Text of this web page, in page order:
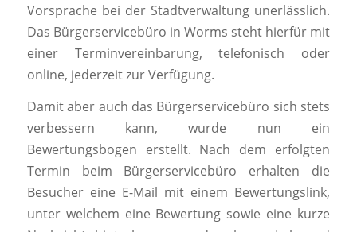
Vorsprache bei der Stadtverwaltung unerlässlich.
Das Bürgerservicebüro in Worms steht hierfür mit
einer Terminvereinbarung, telefonisch oder
online, jederzeit zur Verfügung.
Damit aber auch das Bürgerservicebüro sich stets
verbessern kann, wurde nun ein
Bewertungsbogen erstellt. Nach dem erfolgten
Termin beim Bürgerservicebüro erhalten die
Besucher eine E-Mail mit einem Bewertungslink,
unter welchem eine Bewertung sowie eine kurze